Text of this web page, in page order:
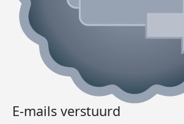
E-mails verstuurd